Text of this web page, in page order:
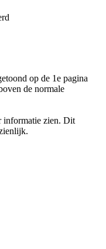
op de 1e pagina
de normale
informatie zien. Dit